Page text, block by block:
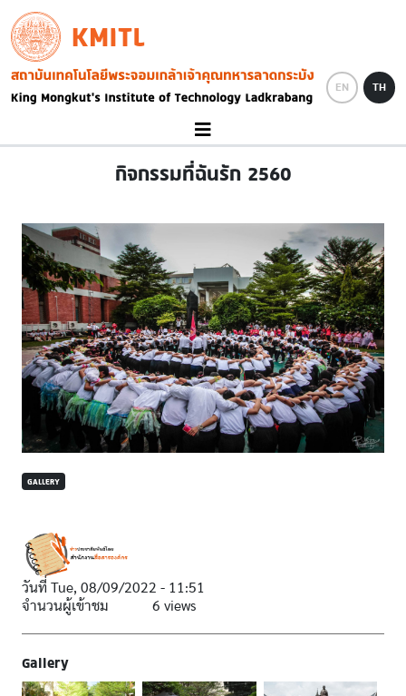
Skip to main content
KMITL
Image
EN TH
กิจกรรมที่ฉันรัก 2560
GALLERY
วันที่ Tue, 08/09/2022 - 11:51
จำนวนผู้เข้าชม
6 views
Gallery